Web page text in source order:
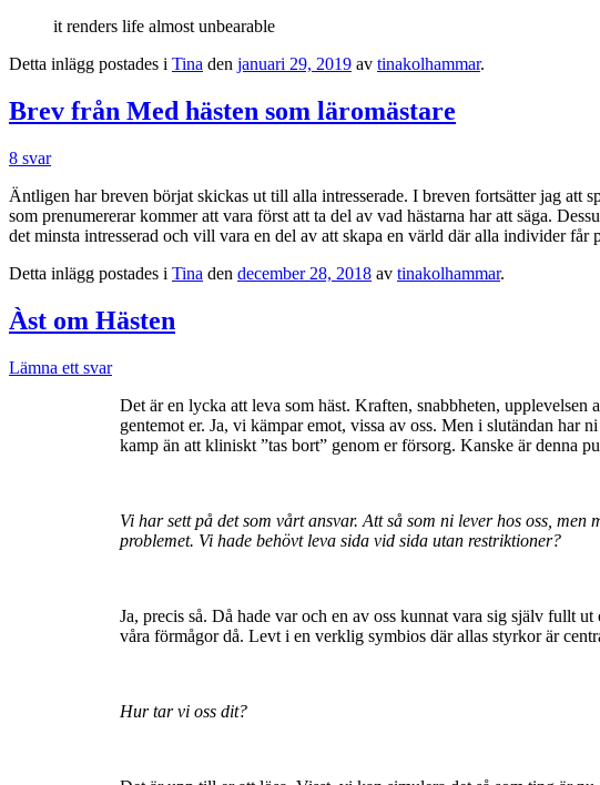
it renders life almost unbearable
Detta inlägg postades i Tina den januari 29, 2019 av tinakolhammar.
Brev från Med hästen som läromästare
8 svar
Äntligen har breven börjat skickas ut till alla intresserade. I breven fortsätter jag att
som prenumererar kommer att vara först att ta del av vad hästarna har att säga.
det minsta intresserad och vill vara en del av att skapa en värld där alla individer
Detta inlägg postades i Tina den december 28, 2018 av tinakolhammar.
Àst om Hästen
Lämna ett svar
Det är en lycka att leva som häst. Kraften, snabbheten,
gentemot er. Ja, vi kämpar emot, vissa av oss. Men i slutändan
kamp än att kliniskt ”tas bort” genom er försorg. Kanske är denna
Vi har sett på det som vårt ansvar. Att så som ni lever hos oss,
problemet. Vi hade behövt leva sida vid sida utan restriktioner?
Ja, precis så. Då hade var och en av oss kunnat vara sig själv fullt
våra förmågor då. Levt i en verklig symbios där allas styrkor är
Hur tar vi oss dit?